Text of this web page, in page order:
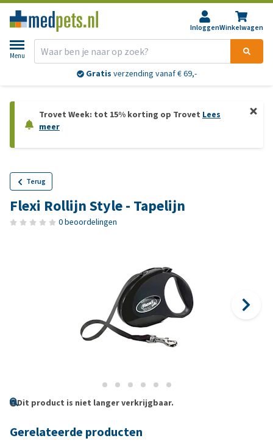
InloggenWinkelwagen
Menu
Gratis verzending vanaf € 69,-
Trovet Week: tot 15% korting op Trovet Lees
meer
Terug
Flexi Rollijn Style - Tapelijn
0 beoordelingen
Dit product is niet langer verkrijgbaar.
Gerelateerde producten